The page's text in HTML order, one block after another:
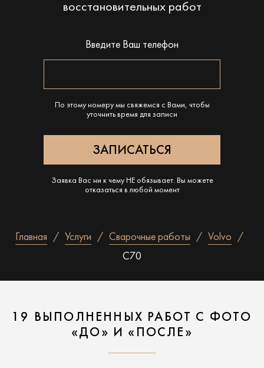
восстановительных работ
Введите Ваш телефон
По этому номеру мы свяжемся с Вами, чтобы
уточнить время для записи
Заявка Вас ни к чему НЕ обязывает. Вы можете
отказаться в любой момент
Главная Услуги Сварочные работы
Volvo
C70
19 ВЫПОЛНЕННЫХ РАБОТ С ФОТО
«ДО» И «ПОСЛЕ»